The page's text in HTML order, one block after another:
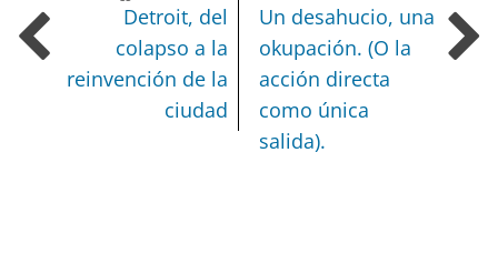
Detroit, del
colapso a la
reinvención de la
ciudad
Un desahucio, una
okupación. (O la
acción directa
como única
salida).